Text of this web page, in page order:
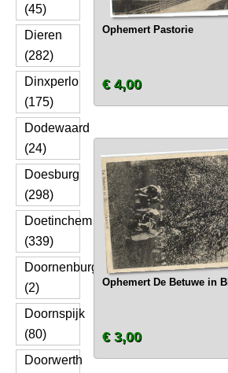
(45)
Dieren
(282)
Dinxperlo
(175)
Dodewaard
(24)
Doesburg
(298)
Doetinchem
(339)
Doornenburg
(2)
Doornspijk
(80)
Doorwerth
Ophemert Pastorie
€ 4,00
Ophemert De Betuwe in
€ 3,00